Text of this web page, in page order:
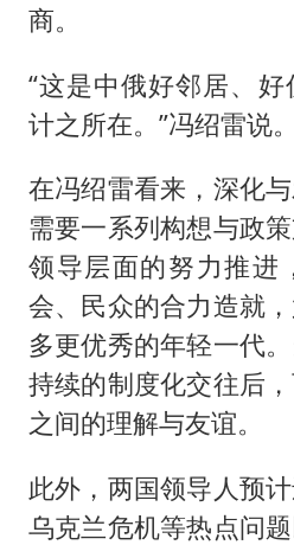
商。
“这是中俄好邻居、
计之所在。”冯绍雷说。
在冯绍雷看来，深化
需要一系列构想与政
领导层面的努力推进
会、民众的合力造就
多更优秀的年轻一代
持续的制度化交往后
之间的理解与友谊。
此外，两国领导人预计
乌克兰危机等热点问